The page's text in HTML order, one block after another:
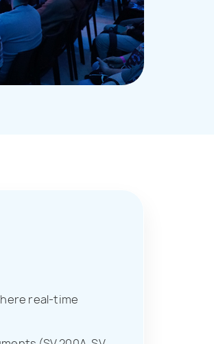
real-time